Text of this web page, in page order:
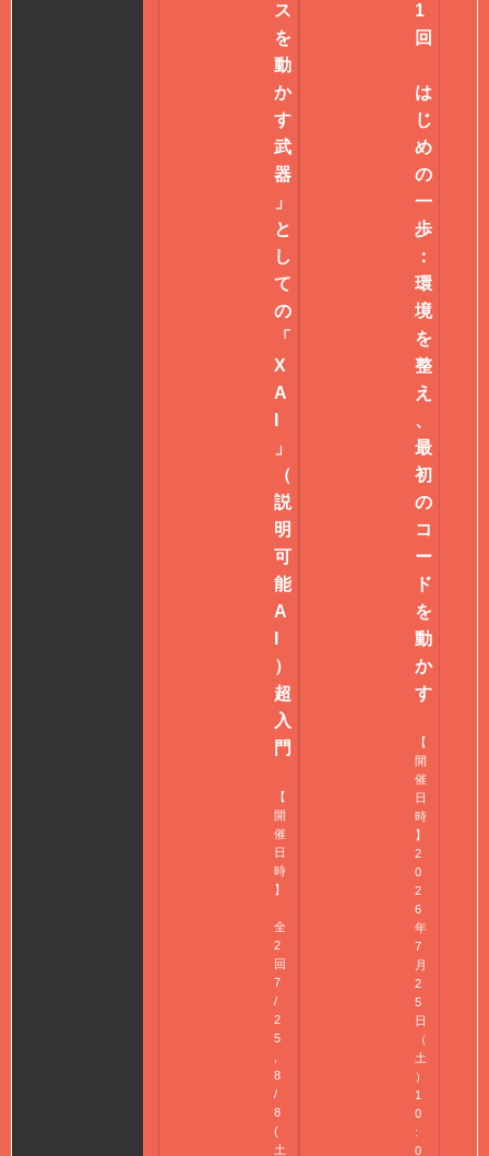
ス
を
動
か
す
武
器
」
と
し
て
の
「
X
A
」
（
説
明
可
能
A
）
超
入
門
【
開
催
日
時
】
全
2
回
7
/
2
5
8
/
8
(
土
1
回
は
じ
め
の
一
歩
：
環
境
を
整
え
、
最
初
の
コ
ー
ド
を
動
か
す
【
開
催
日
時
】
2
0
2
6
年
7
月
2
5
日
（
土
）
1
0
:
0